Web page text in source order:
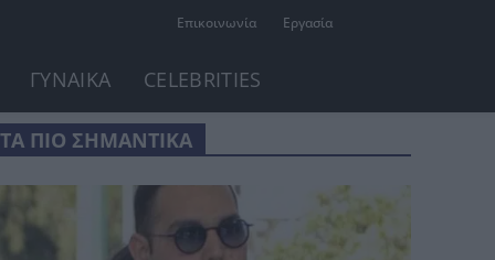
Επικοινωνία Εργασία
ΓΥΝΑΙΚΑ CELEBRITIES
ΤΑ ΠΙΟ ΣΗΜΑΝΤΙΚΑ